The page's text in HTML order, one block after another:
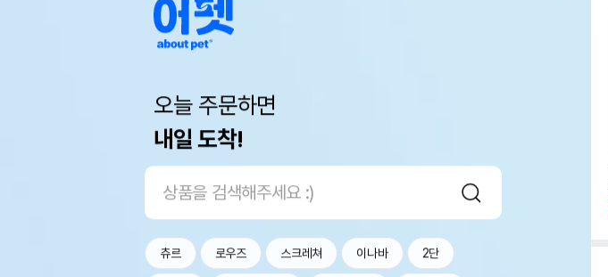
오늘 주문하면
내일 도착!
츄르 로우즈 스크레쳐 이나바 2단